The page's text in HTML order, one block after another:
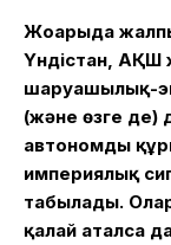
Жоғарыда
Үндістан, АҚШ
шаруашылық-
(және өзге де)
автономды
империялық
табылады.
қалай аталса